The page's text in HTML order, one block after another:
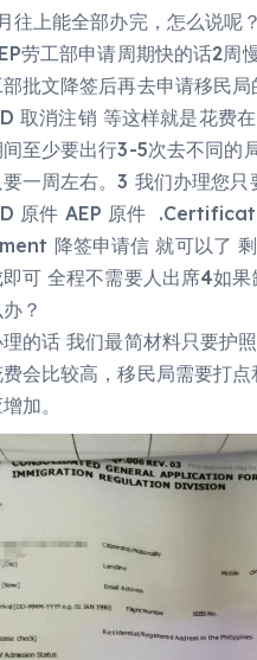
往上能全部办完，怎么说呢
劳工部申请周期快的话2周
批文降签后再去申请移民局
取消注销 等这样就是花费
间至少要出行3-5次去不同的
一周左右。3 我们办理您只
原件 AEP 原件
降签申请信 就可以了
可 全程不需要人出席4如
？
的话 我们最简材料只要护
会比较高，移民局需要打
加。